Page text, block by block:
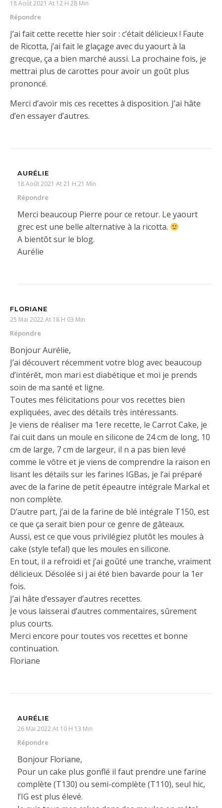
18 Août 2021 At 12 H 28 Min
Répondre
J’ai fait cette recette hier soir : c’était délicieux ! Faute
de Ricotta, j’ai fait le glaçage avec du yaourt à la
grecque, ça a bien marché aussi. La prochaine fois, je
mettrai plus de carottes pour avoir un goût plus
prononcé.
Merci d’avoir mis ces recettes à disposition. J’ai hâte
d’en essayer d’autres.
AURÉLIE
18 Août 2021 At 21 H 21 Min
Répondre
Merci beaucoup Pierre pour ce retour. Le yaourt
grec est une belle alternative à la ricotta.
A bientôt sur le blog.
Aurélie
FLORIANE
25 Mai 2022 At 18 H 03 Min
Répondre
Bonjour Aurélie,
J’ai découvert récemment votre blog avec beaucoup
d’intérêt, mon mari est diabétique et moi je prends
soin de ma santé et ligne.
Toutes mes félicitations pour vos recettes bien
expliquées, avec des détails très intéressants.
Je viens de réaliser ma 1ere recette, le Carrot Cake, je
l’ai cuit dans un moule en silicone de 24 cm de long, 10
cm de large, 7 cm de largeur, il n a pas bien levé
comme le vôtre et je viens de comprendre la raison en
lisant les détails sur les farines IGBas, je l’ai préparé
avec de la farine de petit épeautre intégrale Markal et
non complète.
D’autre part, j’ai de la farine de blé intégrale T150, est
ce que ça serait bien pour ce genre de gâteaux.
Aussi, est ce que vous privilégiez plutôt les moules à
cake (style tefal) que les moules en silicone.
En tout, il a refroidi et j’ai goûté une tranche, vraiment
délicieux. Désolée si j ai été bien bavarde pour la 1er
fois.
J’ai hâte d’essayer d’autres recettes.
Je vous laisserai d’autres commentaires, sûrement
plus courts.
Merci encore pour toutes vos recettes et bonne
continuation.
Floriane
AURÉLIE
26 Mai 2022 At 10 H 13 Min
Répondre
Bonjour Floriane,
Pour un cake plus gonflé il faut prendre une farine
complète (T130) ou semi-complète (T110), seul hic,
l’IG est plus élevé.